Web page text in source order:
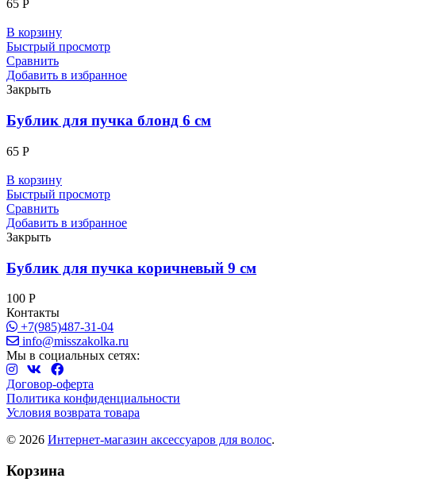
65 Р
В корзину
Быстрый просмотр
Сравнить
Добавить в избранное
Закрыть
Бублик для пучка блонд 6 см
65 Р
В корзину
Быстрый просмотр
Сравнить
Добавить в избранное
Закрыть
Бублик для пучка коричневый 9 см
100 Р
Контакты
+7(985)487-31-04
info@misszakolka.ru
Мы в социальных сетях:
Договор-оферта
Политика конфиденциальности
Условия возврата товара
© 2026 Интернет-магазин аксессуаров для волос.
Корзина